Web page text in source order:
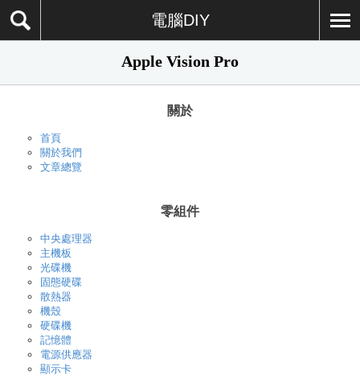
電腦DIY
Apple Vision Pro
關於
首頁
關於我們
文章總覽
零組件
中央處理器
主機板
光碟機
固態硬碟
散熱器
機殼
硬碟機
記憶體
電源供應器
顯示卡